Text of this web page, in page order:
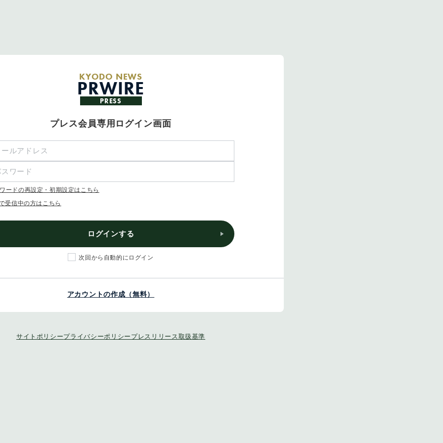
KYODO NEWS
PRWIRE
PRESS
プレス会員専用ログイン画面
ードの再設定・初期設定はこちら
受信中の方はこちら
ログインする
次回から自動的にログイン
アカウントの作成（無料）
サイトポリシープライバシーポリシー プレスリリース取扱基準